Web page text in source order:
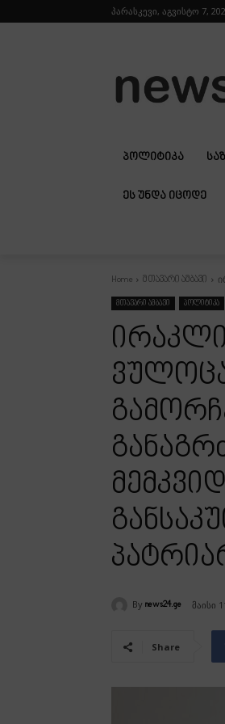
პარასკევი, აგვისტო 7,
ᲞᲝᲚᲘᲢᲘᲙᲐ
ᲔᲡ ᲣᲜᲓᲐ ᲘᲪᲝᲓᲔ
Home მთავარი ამბავი
მთავარი ამბავი პოლიტიკა
ირაკლი
By news24.ge მაისი
Share